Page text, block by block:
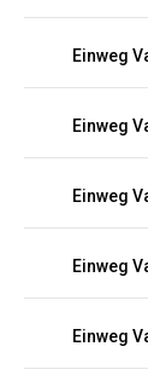
Einweg
Einweg
Einweg
Einweg
Einweg